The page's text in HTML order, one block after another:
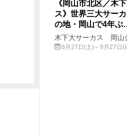
《岡山市北区／木
ス》世界三大サー
の地・岡山で4年
木下大サーカス 岡山
6月27日(土)～9月27日(